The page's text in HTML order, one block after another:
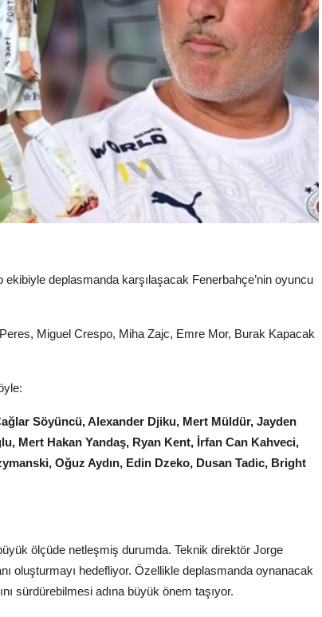
deplasmanda karşılaşacak Fenerbahçe’nin oyuncu
Miguel Crespo, Miha Zajc, Emre Mor, Burak Kapacak
Söyüncü, Alexander Djiku, Mert Müldür, Jayden
Mert Hakan Yandaş, Ryan Kent, İrfan Can Kahveci,
Oğuz Aydın, Edin Dzeko, Dusan Tadic, Bright
ölçüde netleşmiş durumda. Teknik direktör Jorge
oluşturmayı hedefliyor. Özellikle deplasmanda oynanacak
sürdürebilmesi adına büyük önem taşıyor.